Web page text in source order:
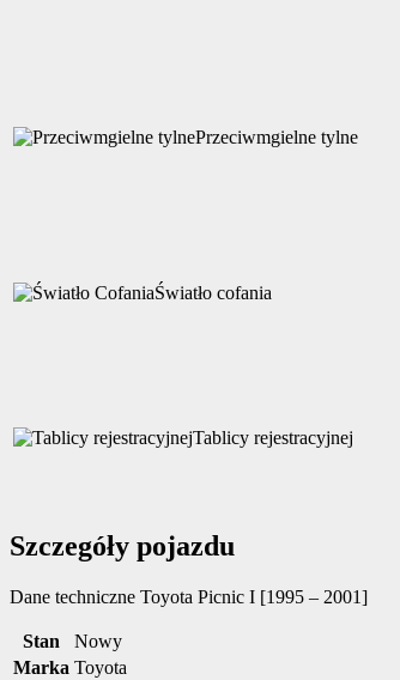
Przeciwmgielne tylne
Światło cofania
Tablicy rejestracyjnej
Szczegóły pojazdu
Dane techniczne Toyota Picnic I [1995 – 2001]
Stan
Nowy
Marka Toyota